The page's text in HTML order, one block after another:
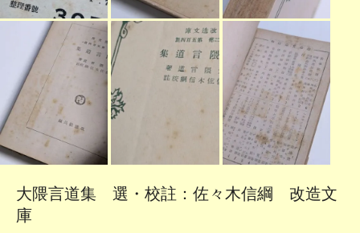
大隈言道集 選・校註：佐々木信綱 改造文
庫